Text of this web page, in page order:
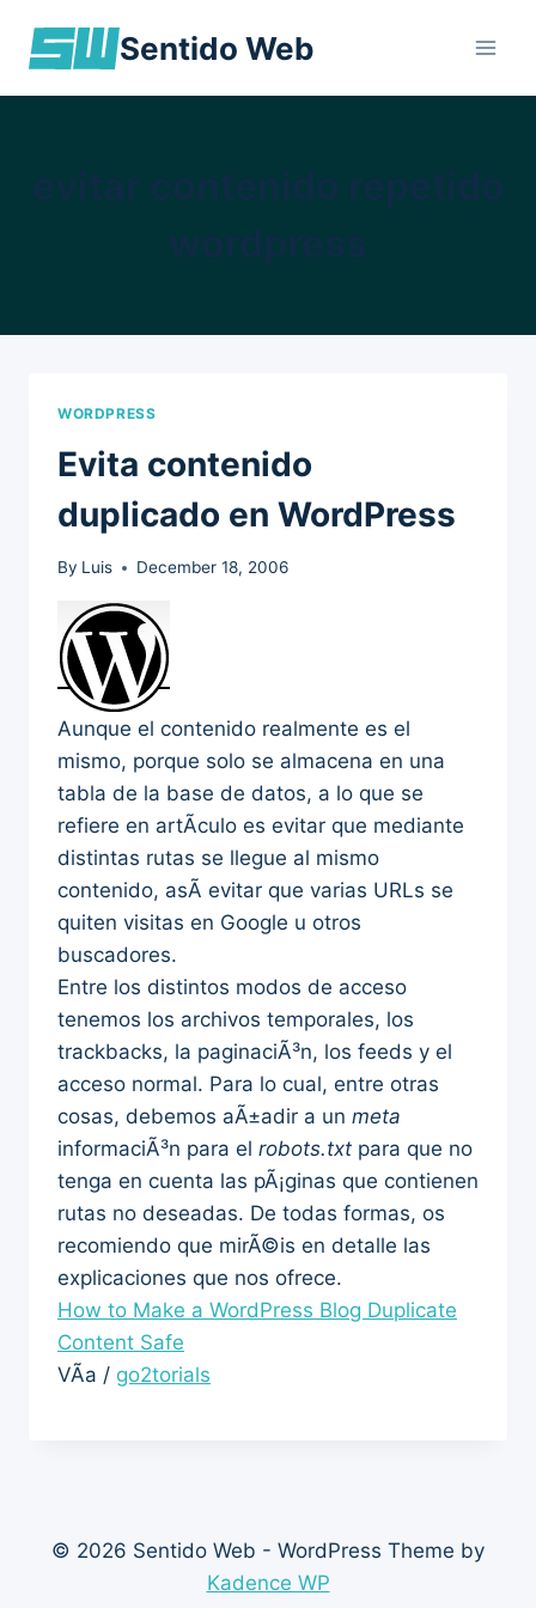
Sentido Web
WORDPRESS
Evita contenido
duplicado en WordPress
By Luis December 18, 2006
Aunque el contenido realmente es el
mismo, porque solo se almacena en una
tabla de la base de datos, a lo que se
refiere en artÃ­culo es evitar que mediante
distintas rutas se llegue al mismo
contenido, asÃ­ evitar que varias URLs se
quiten visitas en Google u otros
buscadores.
Entre los distintos modos de acceso
tenemos los archivos temporales, los
trackbacks, la paginaciÃ³n, los feeds y el
acceso normal. Para lo cual, entre otras
cosas, debemos aÃ±adir a un meta
informaciÃ³n para el robots.txt para que no
tenga en cuenta las pÃ¡ginas que contienen
rutas no deseadas. De todas formas, os
recomiendo que mirÃ©is en detalle las
explicaciones que nos ofrece.
How to Make a WordPress Blog Duplicate
Content Safe
VÃ­a / go2torials
© 2026 Sentido Web - WordPress Theme by
Kadence WP